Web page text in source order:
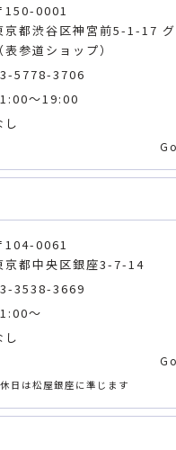
150-0001
京都渋谷区神宮前5-1-17
（表参道ショップ）
5778-3706
～19:00
し
104-0061
京都中央区銀座3-7-14
3538-3669
～
し
日は松屋銀座に準じます